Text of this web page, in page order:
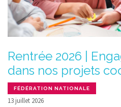
Rentrée 2026 |
dans nos projets
FÉDÉRATION NATIONALE
13 juillet 2026